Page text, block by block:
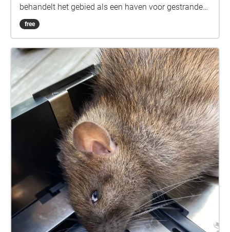
behandelt het gebied als een haven voor gestrande
uitvindingen, een plek waar de tijd stilstaat en waar
publieke reflectie op de maakbaarheid van het
wordt uitgenodigd om tijdens de wandeling een ​​
zestal aan mythische audio-zones te betreden,
waarin de grenzen tussen mythologie en technologie
versmelten. Hierin leren ze over verschillende
uitvindingen die het landschap kenmerken. De zes
verhalen getuigen van fantastische en soms
tragische visies op Ruigoord en werden ontwikkeld
met de hulp van inwoners, ecologen, en historici.
Samen vertellen ze over de deels mislukte
toekomstvisies van de petrochemische industrie, de
ecologische veranderingen van het landschap, de
overlapping van kerkelijke ideologieën en
krakersacties en de verhalen van zeevarenden,
kooikers, en dijkbouwers die deze plek ooit
bevolkten. Wandelend langs de randen van het
free